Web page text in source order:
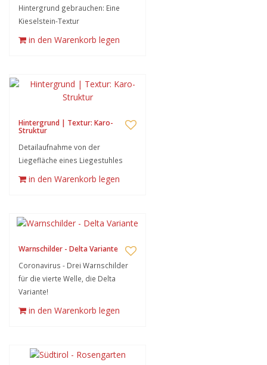
Hintergrund gebrauchen: Eine
Kieselstein-Textur
in den Warenkorb legen
Hintergrund | Textur: Karo-
Struktur
Detailaufnahme von der
Liegefläche eines Liegestuhles
in den Warenkorb legen
Warnschilder - Delta Variante
Coronavirus - Drei Warnschilder
für die vierte Welle, die Delta
Variante!
in den Warenkorb legen